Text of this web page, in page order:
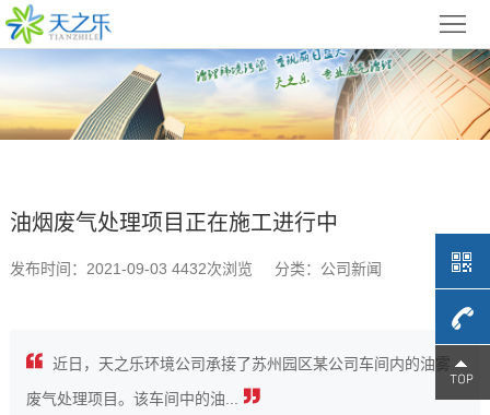
首
页
于
之
乐
废
处
理
氧
催
催
化
低
油烟废气处理项目正在施工进行中
发布时间：2021-09-03 4432次浏览 分类：公司新闻
近日，天之乐环境公司承接了苏州园区某公司车间内的油雾
废气处理项目。该车间中的油...
4009-